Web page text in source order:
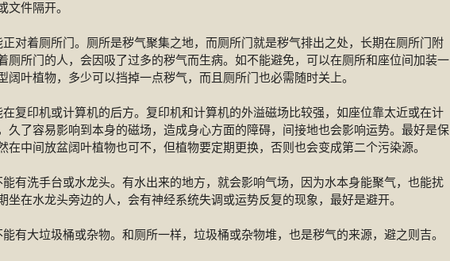
文件隔开。
对着厕所门。厕所是秽气聚集之地，而厕所门就是秽气排出之处，长期在厕所门附
厕所门的人，会因吸了过多的秽气而生病。如不能避免，可以在厕所和座位间加装一
阔叶植物，多少可以挡掉一点秽气，而且厕所门也必需随时关上。
复印机或计算机的后方。复印机和计算机的外溢磁场比较强，如座位靠太近或在计
久了容易影响到本身的磁场，造成身心方面的障碍，间接地也会影响运势。最好是保
在中间放盆阔叶植物也可不，但植物要定期更换，否则也会变成第二个污染源。
有洗手台或水龙头。有水出来的地方，就会影响气场，因为水本身能聚气，也能扰
坐在水龙头旁边的人，会有神经系统失调或运势反复的现象，最好是避开。
有大垃圾桶或杂物。和厕所一样，垃圾桶或杂物堆，也是秽气的来源，避之则吉。